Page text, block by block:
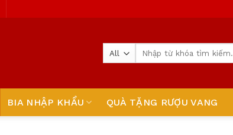
BIA NHẬP KHẨU QUÀ TẶNG RƯỢU VANG